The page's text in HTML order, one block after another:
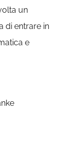
un
di entrare in
e